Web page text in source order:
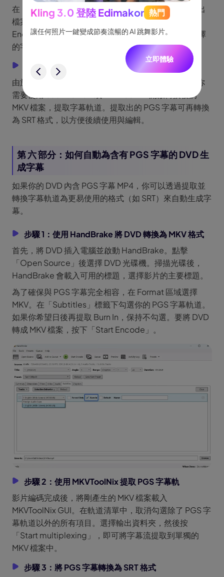
在「Save As」欄位命名後，點擊「Browse」選擇輸出
檔案儲存位置。所有設定完成後，按下「Start
Encode」，HandBrake 會開始處理影片並附上你選擇
的字幕。
步驟 5：使用字幕工具提取 SRT
由於 HandBrake 無法將 PGS 字幕匯出為獨立檔案，你
需要使用 Subtitle Edit 或 MKVToolNix 開啟轉換後的
MKV 檔案，提取字幕軌道。提取出的 PGS 字幕可再轉換
為 SRT 格式，以方便後續使用與編輯。
第 六 部分：如何自動為含有 PGS 字幕的 DVD 生
成字幕
如果你的 DVD 內含 PGS 字幕 MP4，你可以透過提取並
轉換字幕軌道為更易使用的格式（如 SRT）來自動生成字
幕。
步驟 1：使用 HandBrake 將 DVD 轉換為 MKV 格式
首先，將 DVD 插入電腦並啟動 HandBrake。點擊
「Open Source」後選擇 DVD 光碟機。掃描光碟後，
HandBrake 會載入可用的標題，選擇影片的主要標題。
為了確保與 PGS 字幕完全相容，在 Format 區域選擇
MKV。在「Subtitles」標籤下勾選你的 PGS 字幕軌道。
如果你希望日後再提取 Burn In，保持不勾選。要將 DVD
轉成 MKV 檔案，按下「Start Encode」。
步驟 2：使用 MKVToolNix 提取 PGS 字幕軌
影片編碼完成後，將剛產生的 MKV 檔案載入
MKVToolNix GUI。在軌道清單中，取消勾選除了 PGS 字
幕軌道以外的所有項目。選擇輸出資料夾，然後按
「Start multiplexing」，即可將字幕流提取到單獨的
MKV 檔案中。
步驟 3：將 PGS 字幕轉換為 SRT 格式
隨，
Kling 3.0 登陸 Edimakor 熱門
讓任何照片一鍵變成節奏流暢的 AI 跳舞影片。
立即體驗
將創